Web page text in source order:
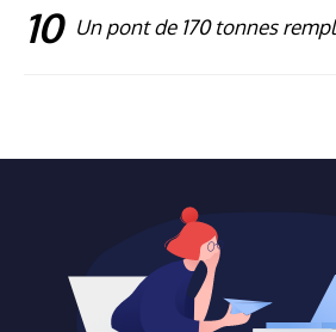
10 Un pont de 170 tonnes